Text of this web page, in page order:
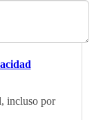
incluso por